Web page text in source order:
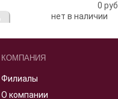
0 руб.
нет в наличии
КОМПАНИЯ
Филиалы
О компании